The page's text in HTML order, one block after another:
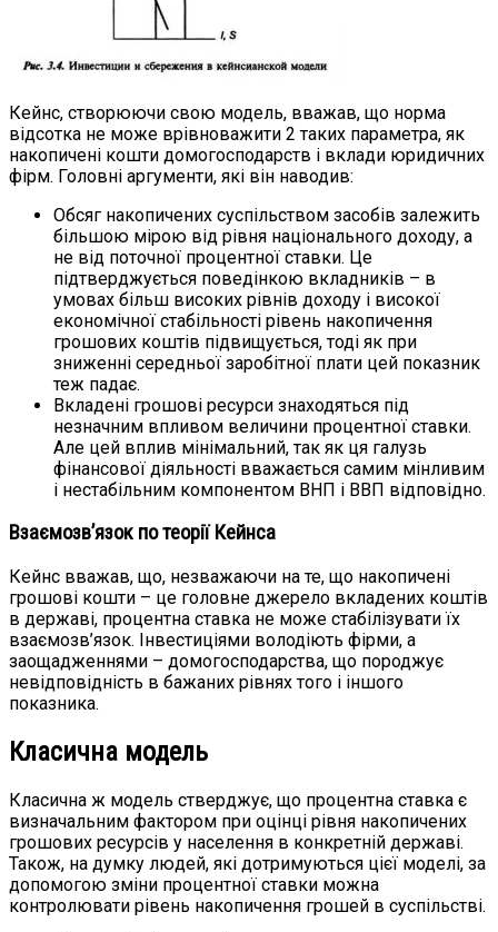
Кейнс, створюючи свою модель, вважав, що норма
відсотка не може врівноважити 2 таких параметра, як
накопичені кошти домогосподарств і вклади юридичних
фірм. Головні аргументи, які він наводив:
Обсяг накопичених суспільством засобів залежить
більшою мірою від рівня національного доходу, а
не від поточної процентної ставки. Це
підтверджується поведінкою вкладників – в
умовах більш високих рівнів доходу і високої
економічної стабільності рівень накопичення
грошових коштів підвищується, тоді як при
зниженні середньої заробітної плати цей показник
теж падає.
Вкладені грошові ресурси знаходяться під
незначним впливом величини процентної ставки.
Але цей вплив мінімальний, так як ця галузь
фінансової діяльності вважається самим мінливим
і нестабільним компонентом ВНП і ВВП відповідно.
Взаємозв’язок по теорії Кейнса
Кейнс вважав, що, незважаючи на те, що накопичені
грошові кошти – це головне джерело вкладених коштів
в державі, процентна ставка не може стабілізувати їх
взаємозв’язок. Інвестиціями володіють фірми, а
заощадженнями – домогосподарства, що породжує
невідповідність в бажаних рівнях того і іншого
показника.
Класична модель
Класична ж модель стверджує, що процентна ставка є
визначальним фактором при оцінці рівня накопичених
грошових ресурсів у населення в конкретній державі.
Також, на думку людей, які дотримуються цієї моделі, за
допомогою зміни процентної ставки можна
контролювати рівень накопичення грошей в суспільстві.